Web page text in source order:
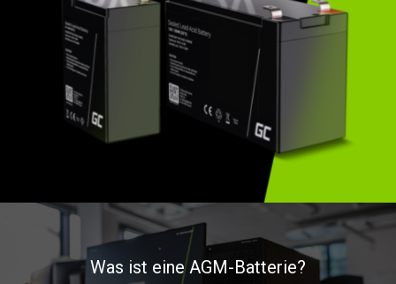
Was ist eine AGM-Batterie?